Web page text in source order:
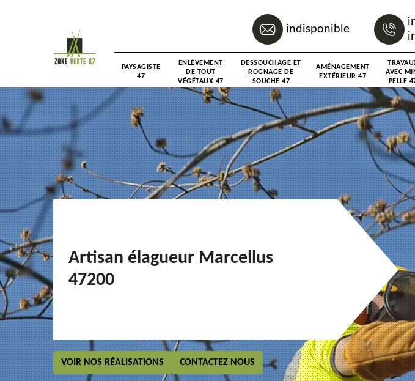
indisponible
PAYSAGISTE
47
ENLÈVEMENT
DE TOUT
VÉGÉTAUX 47
DESSOUCHAGE ET
ROGNAGE DE
SOUCHE 47
AMÉNAGEMENT
EXTÉRIEUR 47
AVEC
PELLE
Artisan élagueur Marcellus
47200
VOIR NOS RÉALISATIONS CONTACTEZ NOUS